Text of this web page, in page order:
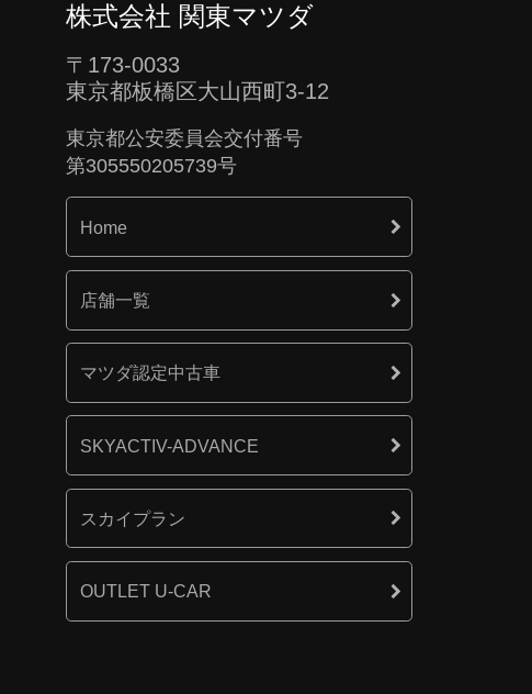
株式会社 関東マツダ
〒173-0033
東京都板橋区大山西町3-12
東京都公安委員会交付番号
第305550205739号
Home
店舗一覧
マツダ認定中古車
SKYACTIV-ADVANCE
スカイプラン
OUTLET U-CAR